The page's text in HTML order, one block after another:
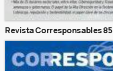
Revista Corresponsables 85